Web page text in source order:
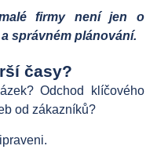
firmy není jen o
správném plánování.
časy?
Odchod klíčového
od zákazníků?